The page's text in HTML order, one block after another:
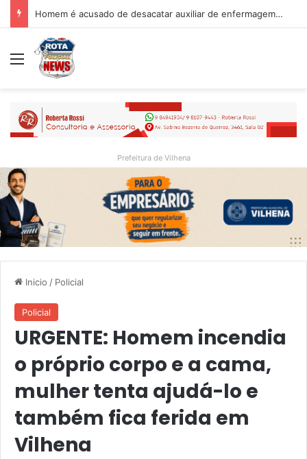
Homem é acusado de desacatar auxiliar de enfermagem no Hospital Regional de Vilhena
Menu
Prefeitura de Vilhena
Inicio / Policial
Policial
URGENTE: Homem incendia
o próprio corpo e a cama,
mulher tenta ajudá-lo e
também fica ferida em
Vilhena